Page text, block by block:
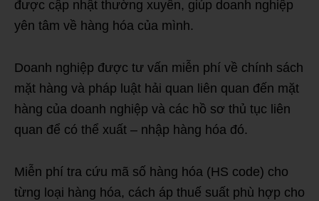
được cập nhật thường xuyên, giúp doanh nghiệp
yên tâm về hàng hóa của mình.
Doanh nghiệp được tư vấn miễn phí về chính sách
mặt hàng và pháp luật hải quan liên quan đến mặt
hàng của doanh nghiệp và các hồ sơ thủ tục liên
quan để có thể xuất – nhập hàng hóa đó.
Miễn phí tra cứu mã số hàng hóa (HS code) cho
từng loại hàng hóa, cách áp thuế suất phù hợp cho